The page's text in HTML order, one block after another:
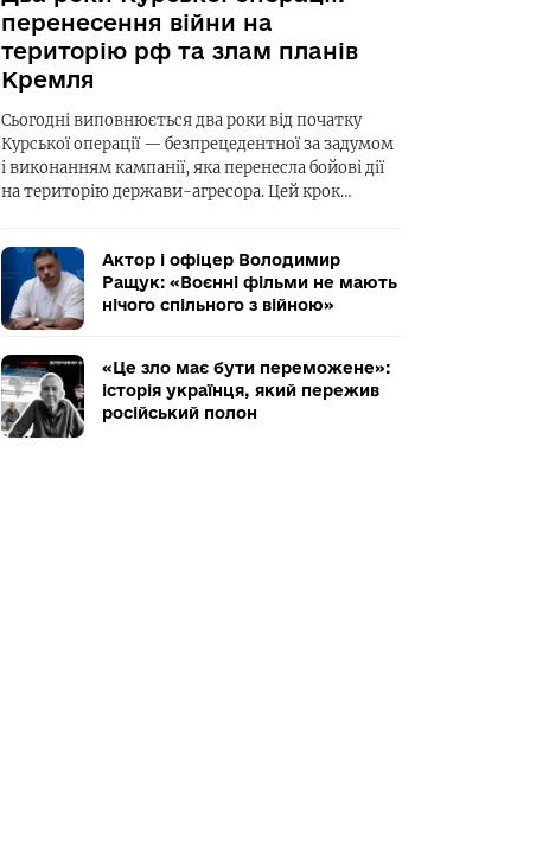
перенесення війни на
територію рф та злам планів
Кремля
Сьогодні виповнюється два роки від початку
Курської операції — безпрецедентної за задумом
і виконанням кампанії, яка перенесла бойові дії
на територію держави-агресора. Цей крок…
Актор і офіцер Володимир
Ращук: «Воєнні фільми не мають
нічого спільного з війною»
«Це зло має бути переможене»:
історія українця, який пережив
російський полон